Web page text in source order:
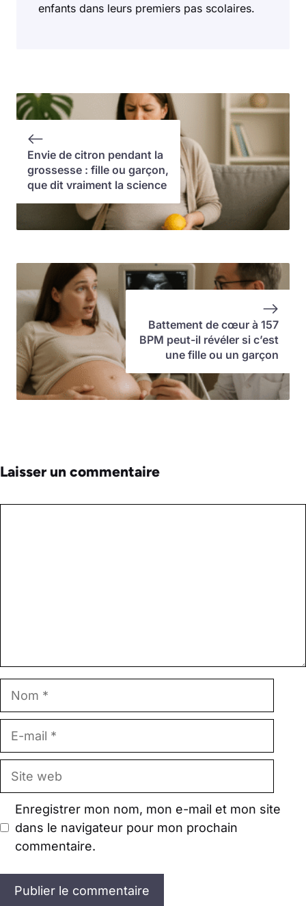
enfants dans leurs premiers pas scolaires.
Envie de citron pendant la
grossesse : fille ou garçon,
que dit vraiment la science
Battement de cœur à 157
BPM peut-il révéler si c’est
une fille ou un garçon
Laisser un commentaire
Nom
E-
Site
Enregistrer mon nom, mon e-mail et mon site
dans le navigateur pour mon prochain
commentaire.